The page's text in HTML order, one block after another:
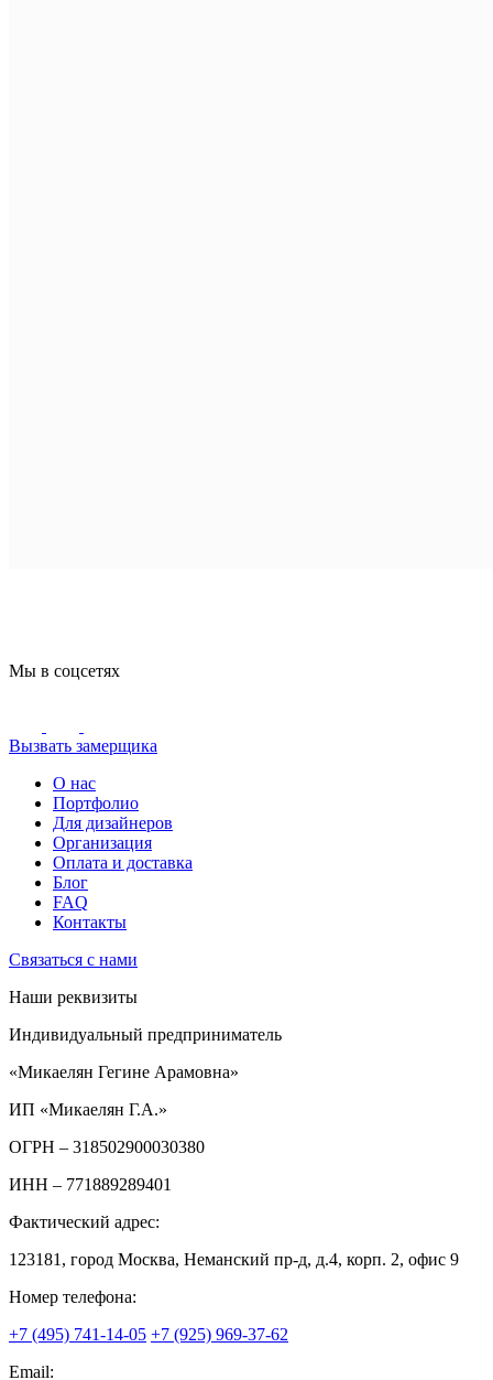
Мы в соцсетях
Вызвать замерщика
О нас
Портфолио
Для дизайнеров
Организация
Оплата и доставка
Блог
FAQ
Контакты
Связаться с нами
Наши реквизиты
Индивидуальный предприниматель
«Микаелян Гегине Арамовна»
ИП «Микаелян Г.А.»
ОГРН – 318502900030380
ИНН – 771889289401
Фактический адрес:
123181, город Москва, Неманский пр-д, д.4, корп. 2, офис 9
Номер телефона:
+7 (495) 741-14-05 +7 (925) 969-37-62
Email: